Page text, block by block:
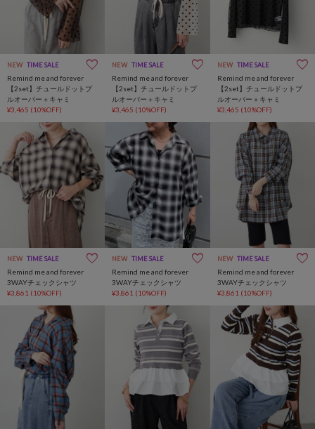
NEW TIME SALE
Remind me and forever
【2set】チュールドットプ
ルオーバー＋キャミ
¥3,465 (10%OFF)
NEW TIME SALE
Remind me and forever
【2set】チュールドットプ
ルオーバー＋キャミ
¥3,465 (10%OFF)
NEW TIME SALE
Remind me and forever
【2set】チュールドットプ
ルオーバー＋キャミ
¥3,465 (10%OFF)
NEW TIME SALE
Remind me and forever
3WAYチェックシャツ
¥3,861 (10%OFF)
NEW TIME SALE
Remind me and forever
3WAYチェックシャツ
¥3,861 (10%OFF)
NEW TIME SALE
Remind me and forever
3WAYチェックシャツ
¥3,861 (10%OFF)